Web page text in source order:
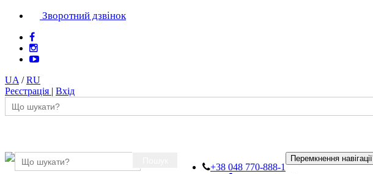
Зворотний дзвінок
UA /RU
Реєстрація | Вхід
+38 048 770-888-1
Перемкнення навігації